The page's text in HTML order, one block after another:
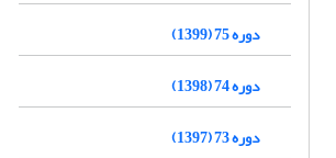
دوره 75 (1399)
دوره 74 (1398)
دوره 73 (1397)